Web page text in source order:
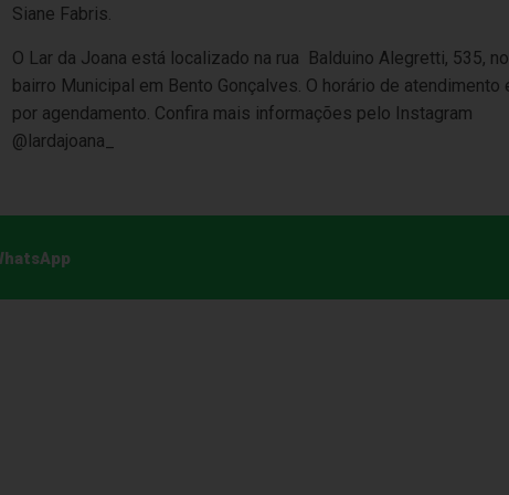
Siane Fabris.
O Lar da Joana está localizado na rua
Balduino Alegretti, 535, no
bairro Municipal em Bento Gonçalves. O horário de atendimento
por agendamento. Confira mais informações pelo Instagram
@lardajoana_